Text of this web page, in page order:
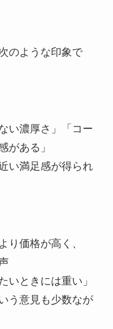
のような印象で
い濃厚さ」「コー
がある」
い満足感が得られ
価格が高く、
ときには重い」
う意見も少数なが